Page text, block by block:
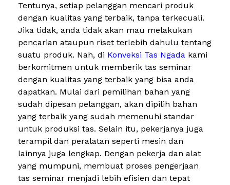
Tentunya, setiap pelanggan mencari produk
dengan kualitas yang terbaik, tanpa terkecuali.
Jika tidak, anda tidak akan mau melakukan
pencarian ataupun riset terlebih dahulu tentang
suatu produk. Nah, di Konveksi Tas Ngada kami
berkomitmen untuk memberik tas seminar
dengan kualitas yang terbaik yang bisa anda
dapatkan. Mulai dari pemilihan bahan yang
sudah dipesan pelanggan, akan dipilih bahan
yang terbaik yang sudah memenuhi standar
untuk produksi tas. Selain itu, pekerjanya juga
terampil dan peralatan seperti mesin dan
lainnya juga lengkap. Dengan pekerja dan alat
yang mumpuni, membuat proses pengerjaan
tas seminar menjadi lebih efisien dan tepat